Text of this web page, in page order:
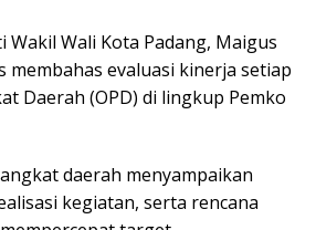
Wakil Wali Kota Padang, Maigus
membahas evaluasi kinerja setiap
Daerah (OPD) di lingkup Pemko
daerah menyampaikan
kegiatan, serta rencana